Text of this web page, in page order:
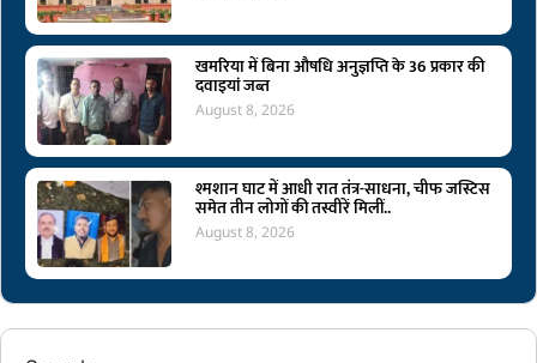
खमरिया में बिना औषधि अनुज्ञप्ति के 36 प्रकार की
दवाइयां जब्त
August 8, 2026
श्मशान घाट में आधी रात तंत्र-साधना, चीफ जस्टिस
समेत तीन लोगों की तस्वीरें मिलीं..
August 8, 2026